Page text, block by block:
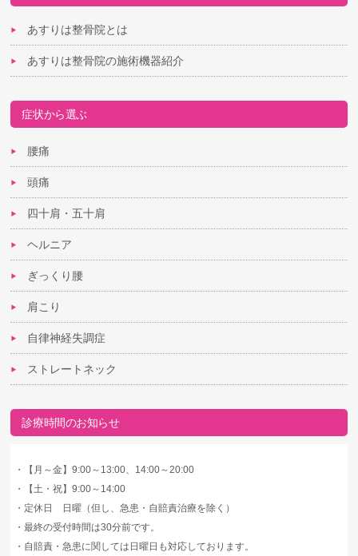
あすりは整骨院とは
あすりは整骨院の施術機器紹介
症状から選ぶ
腰痛
頭痛
四十肩・五十肩
ヘルニア
ぎっくり腰
肩こり
自律神経失調症
ストレートネック
診療時間のお知らせ
・
【月～金】9:00～13:00、14:00～20:00
・
【土・祝】9:00～14:00
・ 定休日 日曜（但し、急患・自賠責治療を除く）
・最終の受付時間は30分前です。
・ 自賠責・急患に関しては日曜日も対応しております。